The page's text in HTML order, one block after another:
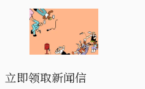
立即领取新闻信